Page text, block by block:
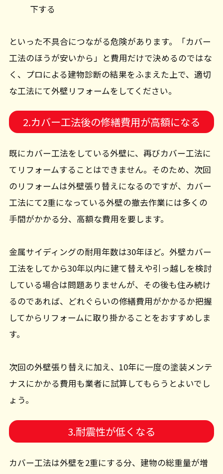
下する
といった不具合につながる危険があります。「カバー
工法のほうが安いから」と費用だけで決めるのではな
く、プロによる建物診断の結果をふまえた上で、適切
な工法にて外壁リフォームをしてください。
2.カバー工法後の修繕費用が高額になる
既にカバー工法をしている外壁に、再びカバー工法に
てリフォームすることはできません。そのため、次回
のリフォームは外壁張り替えになるのですが、カバー
工法にて2重になっている外壁の撤去作業には多くの
手間がかかる分、高額な費用を要します。
金属サイディングの耐用年数は30年ほど。外壁カバー
工法をしてから30年以内に建て替えや引っ越しを検討
している場合は問題ありませんが、その後も住み続け
るのであれば、どれぐらいの修繕費用がかかるか把握
してからリフォームに取り掛かることをおすすめしま
す。
次回の外壁張り替えに加え、10年に一度の塗装メンテ
ナスにかかる費用も業者に試算してもらうとよいでし
ょう。
3.耐震性が低くなる
カバー工法は外壁を2重にする分、建物の総重量が増